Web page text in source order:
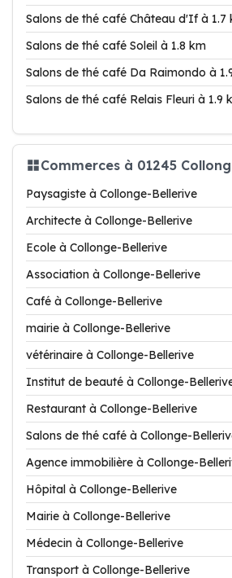
Salons de thé café Château d'If à 1.7
Salons de thé café Soleil à 1.8 km
Salons de thé café Da Raimondo à
Salons de thé café Relais Fleuri à 1.9
Commerces à 01245
Paysagiste à Collonge-Bellerive
Architecte à Collonge-Bellerive
Ecole à Collonge-Bellerive
Association à Collonge-Bellerive
Café à Collonge-Bellerive
mairie à Collonge-Bellerive
vétérinaire à Collonge-Bellerive
Institut de beauté à Collonge-
Restaurant à Collonge-Bellerive
Salons de thé café à Collonge-
Agence immobilière à Collonge-
Hôpital à Collonge-Bellerive
Mairie à Collonge-Bellerive
Médecin à Collonge-Bellerive
Transport à Collonge-Bellerive